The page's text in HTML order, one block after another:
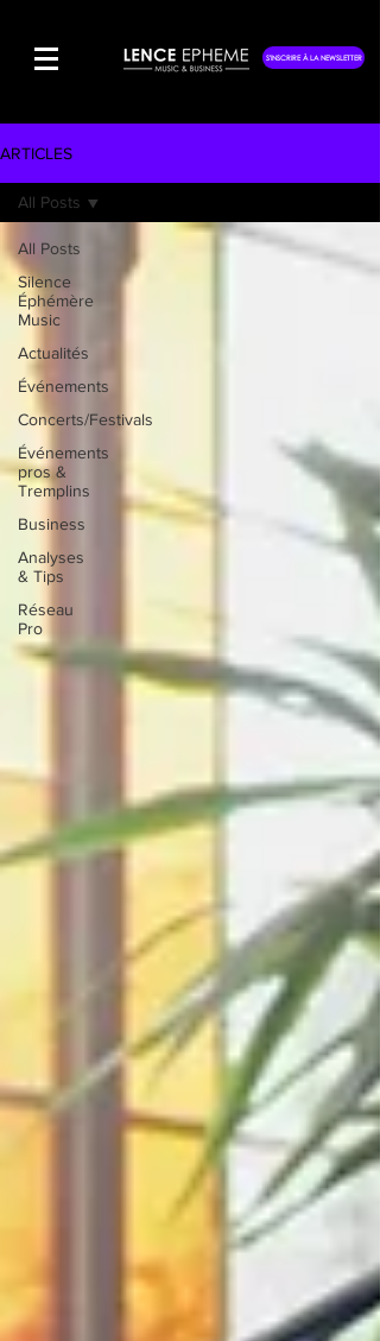
S'INSCRIRE À LA NEWSLETTER
ARTICLES
All Posts
Silence
Éphémère
Music
Actualités
Événements
Concerts/Festivals
Événements
pros &
Tremplins
Business
Analyses
& Tips
Réseau
Pro
All Posts